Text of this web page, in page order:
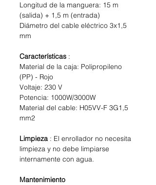
Longitud de la manguera: 15 m
(salida) + 1,5 m (entrada)
Diámetro del cable eléctrico 3x1,5
mm
Características :
Material de la caja: Polipropileno
(PP) - Rojo
Voltaje: 230 V
Potencia: 1000W/3000W
Material del cable: H05VV-F 3G1,5
mm2
Limpieza : El enrollador no necesita
limpieza y no debe limpiarse
internamente con agua.
Mantenimiento